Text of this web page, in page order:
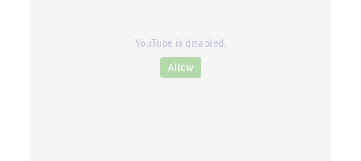
YouTube is disabled.
Allow